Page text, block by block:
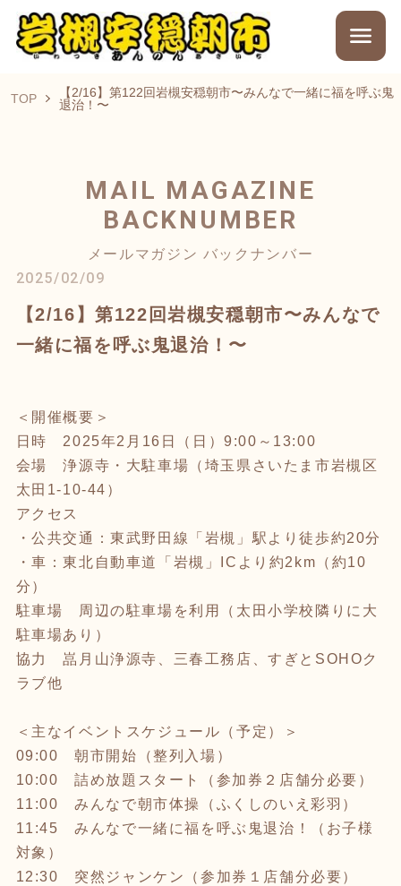
TOP
【2/16】第122回岩槻安穏朝市〜みんなで一緒に福を呼ぶ鬼
退治！〜
MAIL MAGAZINE
BACKNUMBER
メールマガジン バックナンバー
2025/02/09
【2/16】第122回岩槻安穏朝市〜みんなで
一緒に福を呼ぶ鬼退治！〜
＜開催概要＞
日時 2025年2月16日（日）9:00～13:00
会場 浄源寺・大駐車場（埼玉県さいたま市岩槻区
太田1-10-44）
アクセス
・公共交通：東武野田線「岩槻」駅より徒歩約20分
・車：東北自動車道「岩槻」ICより約2km（約10
分）
駐車場 周辺の駐車場を利用（太田小学校隣りに大
駐車場あり）
協力 嵓月山浄源寺、三春工務店、すぎとSOHOク
ラブ他
＜主なイベントスケジュール（予定）＞
09:00 朝市開始（整列入場）
10:00 詰め放題スタート（参加券２店舗分必要）
11:00 みんなで朝市体操（ふくしのいえ彩羽）
11:45 みんなで一緒に福を呼ぶ鬼退治！（お子様
対象）
12:30 突然ジャンケン（参加券１店舗分必要）